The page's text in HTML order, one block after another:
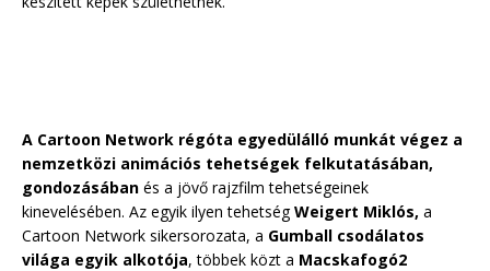
A Cartoon Network régóta egyedülálló munkát végez a
nemzetközi animációs tehetségek felkutatásában,
gondozásában és a jövő rajzfilm tehetségeinek
kinevelésében. Az egyik ilyen tehetségWeigert Miklós, a
Cartoon Network sikersorozata, a Gumball csodálatos
világa egyik alkotója, többek közt a Macskafogó2